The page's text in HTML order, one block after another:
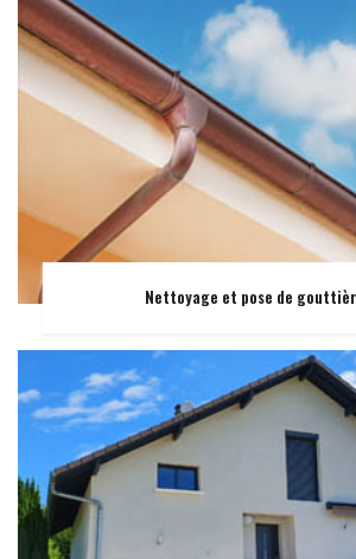
Nettoyage et pose de